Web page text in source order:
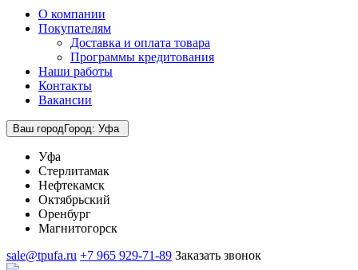
О компании
Покупателям
Доставка и оплата товара
Программы кредитования
Наши работы
Контакты
Вакансии
Ваш городГород: Уфа
Уфа
Стерлитамак
Нефтекамск
Октябрьский
Оренбург
Магнитогорск
sale@tpufa.ru +7 965 929-71-89 Заказать звонок